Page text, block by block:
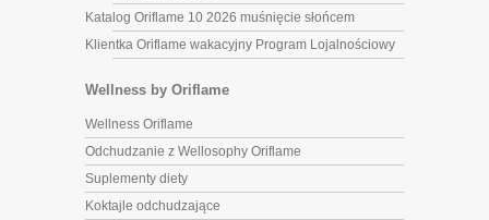
Katalog Oriflame 10 2026 muśnięcie słońcem
Klientka Oriflame wakacyjny Program Lojalnościowy
Wellness by Oriflame
Wellness Oriflame
Odchudzanie z Wellosophy Oriflame
Suplementy diety
Koktajle odchudzające